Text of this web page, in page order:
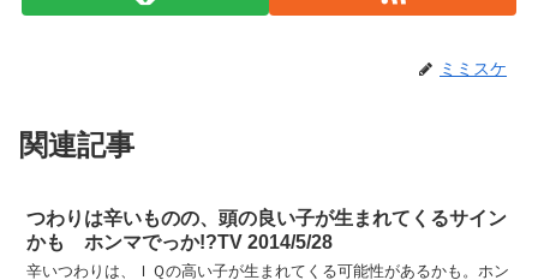
ミミスケ
関連記事
つわりは辛いものの、頭の良い子が生まれてくるサイン
かも ホンマでっか!?TV 2014/5/28
辛いつわりは、ＩＱの高い子が生まれてくる可能性があるかも。ホン